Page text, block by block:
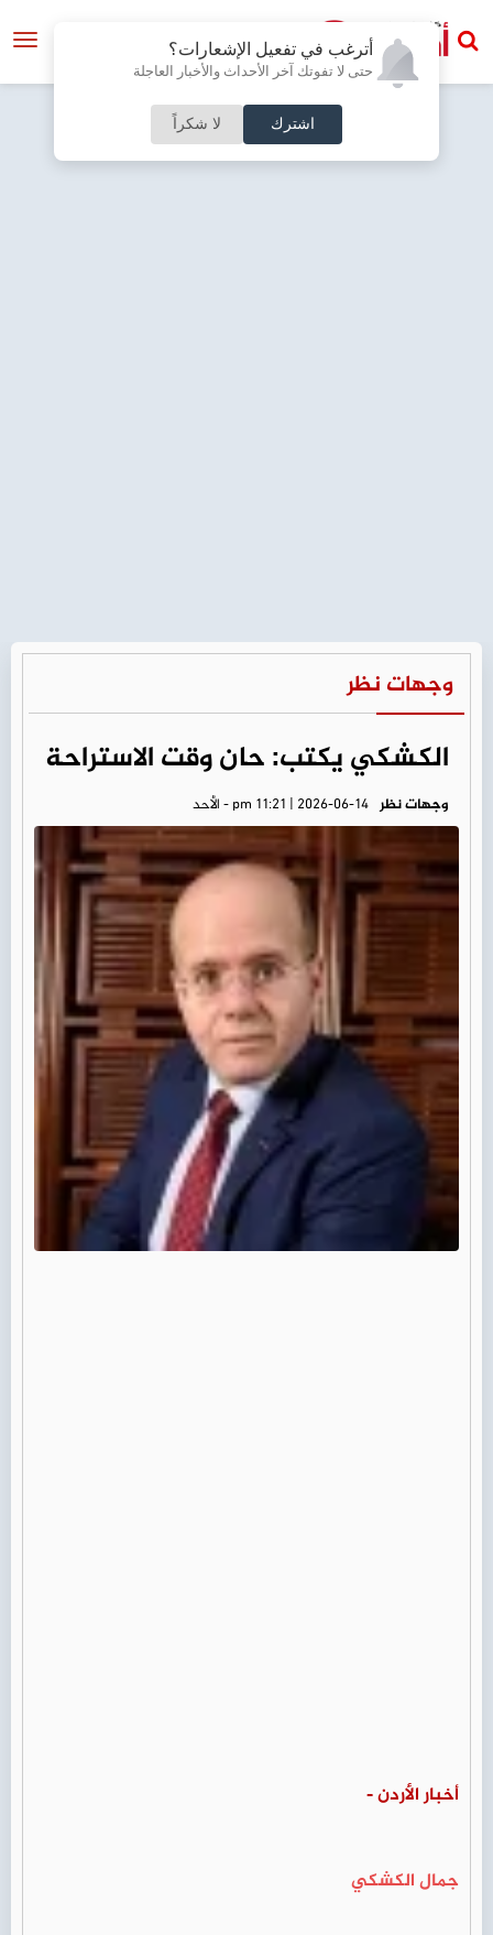
أترغب في تفعيل الإشعارات؟
حتى لا تفوتك آخر الأحداث والأخبار العاجلة
اشترك لا شكراً
وجهات نظر
الكشكي يكتب: حان وقت الاستراحة
وجهات نظر pm 11:21 | 2026-06-14 - الأحد
أخبار الأردن -
جمال الكشكي